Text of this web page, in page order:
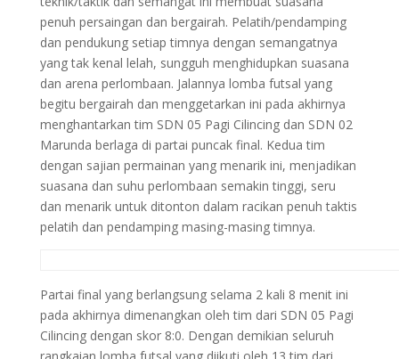
penuh persaingan dan bergairah. Pelatih/pendamping
dan pendukung setiap timnya dengan semangatnya
yang tak kenal lelah, sungguh menghidupkan suasana
dan arena perlombaan. Jalannya lomba futsal yang
begitu bergairah dan menggetarkan ini pada akhirnya
menghantarkan tim SDN 05 Pagi Cilincing dan SDN 02
Marunda berlaga di partai puncak final. Kedua tim
dengan sajian permainan yang menarik ini, menjadikan
suasana dan suhu perlombaan semakin tinggi, seru
dan menarik untuk ditonton dalam racikan penuh taktis
pelatih dan pendamping masing-masing timnya.
Partai final yang berlangsung selama 2 kali 8 menit ini
pada akhirnya dimenangkan oleh tim dari SDN 05 Pagi
Cilincing dengan skor 8:0. Dengan demikian seluruh